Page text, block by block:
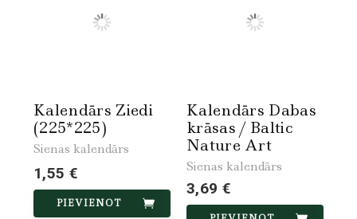
Kalendārs Ziedi
(225*225)
Sienas kalendārs
1,55 €
PIEVIENOT
Kalendārs Dabas
krāsas / Baltic
Nature Art
Sienas kalendārs
3,69 €